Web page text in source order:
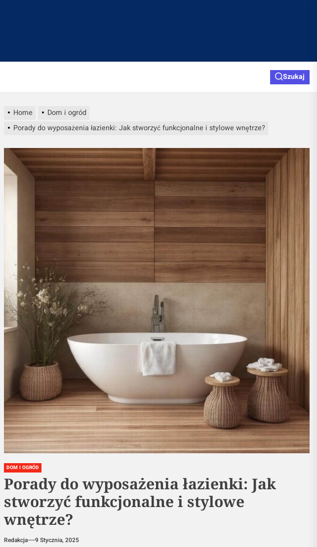
Szukaj
Home
Dom i ogród
Porady do wyposażenia łazienki: Jak stworzyć funkcjonalne i stylowe wnętrze?
DOM I OGRÓD
Porady do wyposażenia łazienki: Jak
stworzyć funkcjonalne i stylowe
wnętrze?
Redakcja 9 Stycznia, 2025